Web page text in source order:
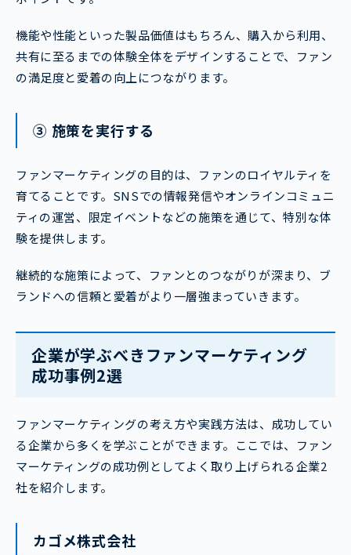
機能や性能といった製品価値はもちろん、購入から利用、
共有に至るまでの体験全体をデザインすることで、ファン
の満足度と愛着の向上につながります。
③ 施策を実行する
ファンマーケティングの目的は、ファンのロイヤルティを
育てることです。SNSでの情報発信やオンラインコミュニ
ティの運営、限定イベントなどの施策を通じて、特別な体
験を提供します。
継続的な施策によって、ファンとのつながりが深まり、ブ
ランドへの信頼と愛着がより一層強まっていきます。
企業が学ぶべきファンマーケティング
成功事例2選
ファンマーケティングの考え方や実践方法は、成功してい
る企業から多くを学ぶことができます。ここでは、ファン
マーケティングの成功例としてよく取り上げられる企業2
社を紹介します。
カゴメ株式会社